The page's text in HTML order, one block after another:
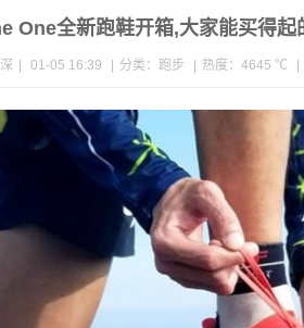
One全新跑鞋开箱,大家能买得起
01-05 16:39 分类： 跑步 热度：4645 ℃